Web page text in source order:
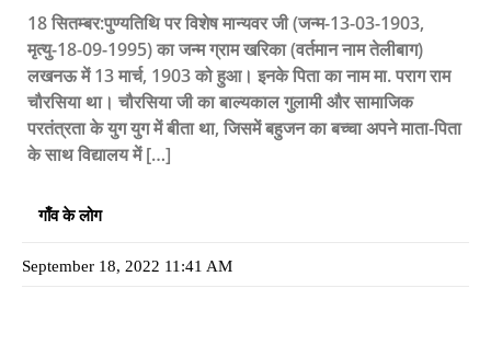
18 सितम्बर:पुण्यतिथि पर विशेष मान्यवर जी (जन्म-13-03-1903,
मृत्यु-18-09-1995) का जन्म ग्राम खरिका (वर्तमान नाम तेलीबाग)
लखनऊ में 13 मार्च, 1903 को हुआ। इनके पिता का नाम मा. पराग राम
चौरसिया था। चौरसिया जी का बाल्यकाल गुलामी और सामाजिक
परतंत्रता के युग युग में बीता था, जिसमें बहुजन का बच्चा अपने माता-पिता
के साथ विद्यालय में […]
गाँव के लोग
September 18, 2022 11:41 AM